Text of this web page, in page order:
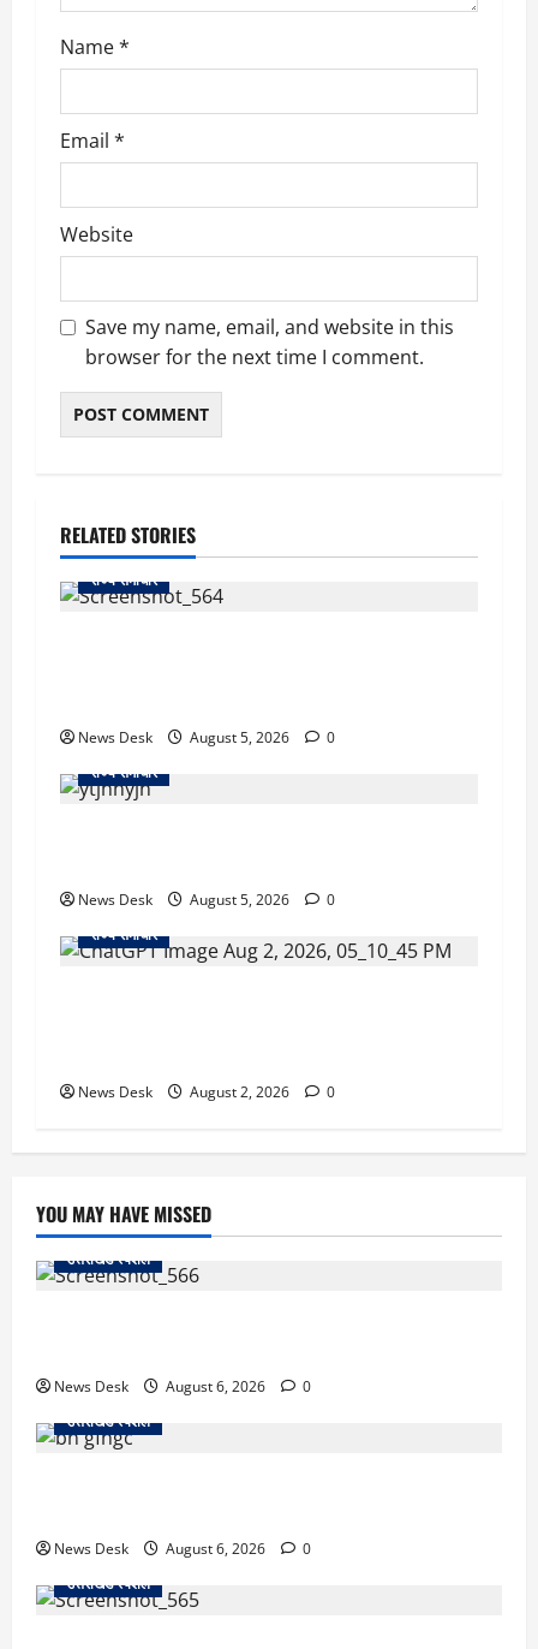
Name*
Email *
Website
Save my name, email, and website in this
browser for the next time I comment.
RELATED STORIES
राज्य समाचार
News Desk August 5, 2026
0
राज्य समाचार
News Desk August 5, 2026
0
राज्य समाचार
News Desk August 2, 2026 0
YOU MAY HAVE MISSED
उत्तराखंड स्पेशल
News Desk August 6, 2026
0
उत्तराखंड स्पेशल
News Desk August 6, 2026
0
उत्तराखंड स्पेशल